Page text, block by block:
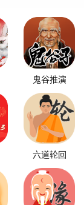
鬼谷推演
六道轮回